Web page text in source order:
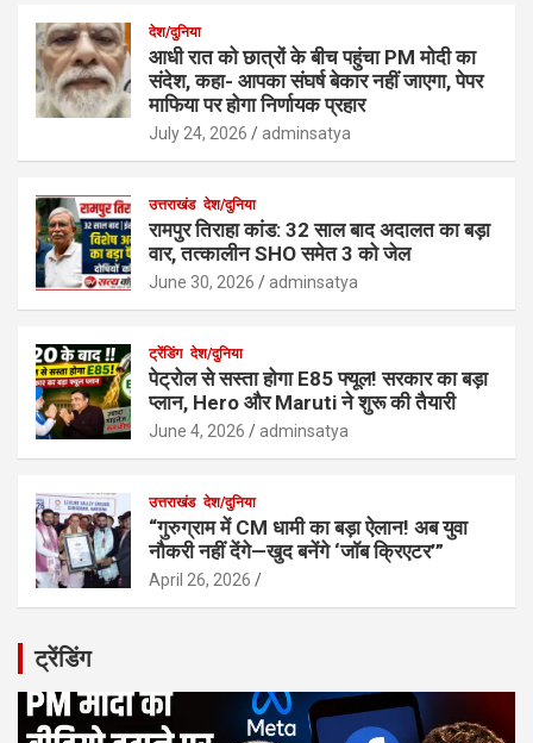
देश/दुनिया
आधी रात को छात्रों के बीच पहुंचा PM मोदी का
संदेश, कहा- आपका संघर्ष बेकार नहीं जाएगा, पेपर
माफिया पर होगा निर्णायक प्रहार
July 24, 2026 adminsatya
उत्तराखंड देश/दुनिया
रामपुर तिराहा कांड: 32 साल बाद अदालत का बड़ा
वार, तत्कालीन SHO समेत 3 को जेल
June 30, 2026 adminsatya
ट्रेंडिंग देश/दुनिया
पेट्रोल से सस्ता होगा E85 फ्यूल! सरकार का बड़ा
प्लान, Hero और Maruti ने शुरू की तैयारी
June 4, 2026 adminsatya
उत्तराखंड देश/दुनिया
“गुरुग्राम में CM धामी का बड़ा ऐलान! अब युवा
नौकरी नहीं देंगे—खुद बनेंगे ‘जॉब क्रिएटर’”
April 26, 2026
ट्रेंडिंग